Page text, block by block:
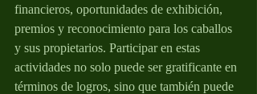
financieros, oportunidades de exhibición,
premios y reconocimiento para los caballos
y sus propietarios. Participar en estas
actividades no solo puede ser gratificante en
términos de logros, sino que también puede